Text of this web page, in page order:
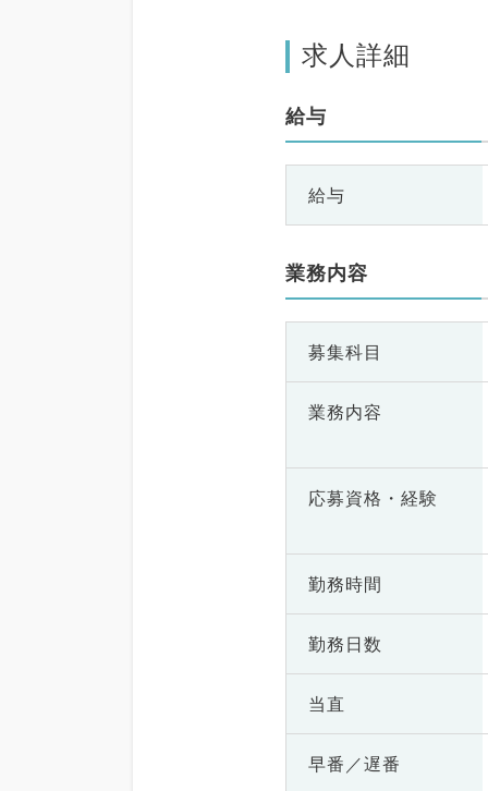
求人詳細
給与
給与
業務内容
募集科目
業務内容
応募資格・ 経験
勤務時間
勤務日数
当直
早番／遅番